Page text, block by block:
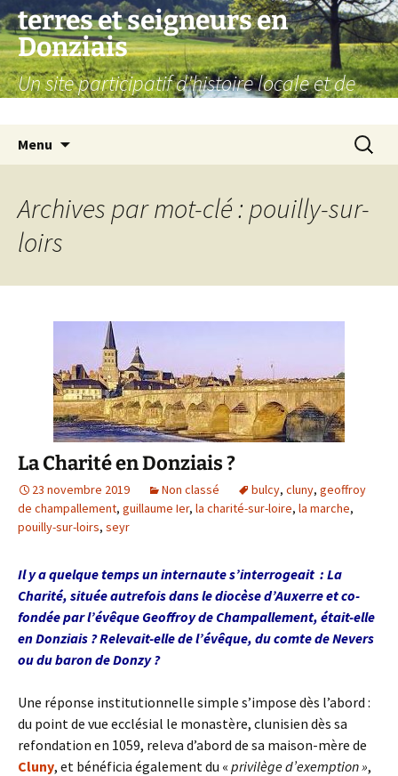
Aller
au
contenu
terres et seigneurs en
Donziais
Un site participatif d'histoire locale et de
Menu
Archives par mot-clé : pouilly-sur-
loirs
La Charité en Donziais ?
23 novembre 2019 Non classé bulcy, cluny, geoffroy
de champallement, guillaume Ier, la charité-sur-loire, la marche,
pouilly-sur-loirs, seyr
Il y a quelque temps un internaute s’interrogeait : La
Charité, située autrefois dans le diocèse d’Auxerre et co-
fondée par l’évêque Geoffroy de Champallement, était-elle
en Donziais ? Relevait-elle de l’évêque, du comte de Nevers
ou du baron de Donzy ?
Une réponse institutionnelle simple s’impose dès l’abord :
du point de vue ecclésial le monastère, clunisien dès sa
refondation en 1059, releva d’abord de sa maison-mère de
Cluny, et bénéficia également du « privilège d’exemption »,